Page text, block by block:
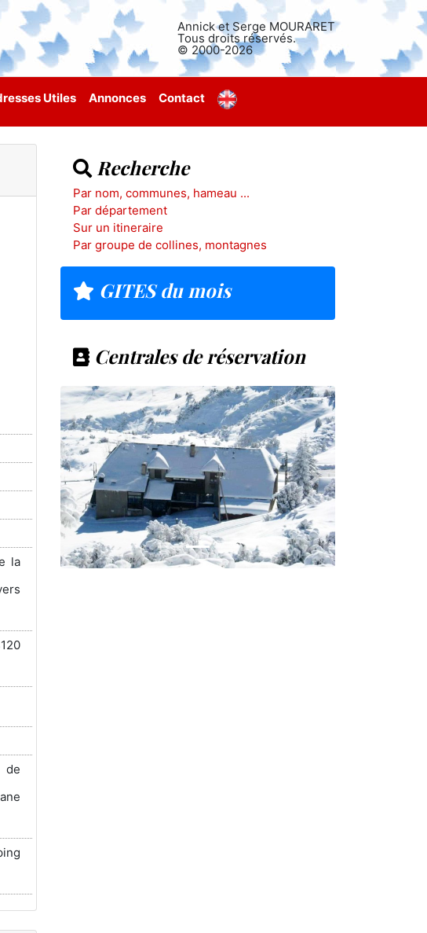
Annick et Serge MOURARET
Tous droits réservés.
© 2000-2026
Utiles Annonces Contact
la
de
Recherche
Par nom, communes, hameau ...
Par département
Sur un itineraire
Par groupe de collines, montagnes
GITES du mois
Centrales de réservation